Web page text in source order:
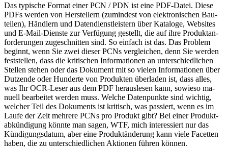
Das typische Format einer PCN / PDN ist eine PDF-Datei. Diese
PDFs werden von Her­stel­lern (zu­min­dest von elek­tro­ni­schen Bau­
teilen), Händlern und Daten­dienst­leis­tern über Kata­loge, Web­sites
und E-Mail-Dienste zur Ver­fü­gung gestellt, die auf ihre Produkt­an­
for­de­rungen zu­ge­schnit­ten sind. So einfach ist das. Das Problem
beginnt, wenn Sie zwei dieser PCNs ver­glei­chen, denn Sie werden
fest­stellen, dass die kriti­schen Infor­ma­tio­nen an unter­schied­lichen
Stel­len stehen oder das Do­ku­ment mit so vielen In­for­ma­tionen über
Dutzende oder Hunderte von Pro­duk­ten über­laden ist, dass alles,
was Ihr OCR-Leser aus dem PDF he­raus­lesen kann, sowieso ma­
nuell be­ar­beitet werden muss. Welche Daten­punkte sind wichtig,
welcher Teil des Do­ku­ments ist kritisch, was pas­siert, wenn es im
Laufe der Zeit meh­rere PCNs pro Produkt gibt? Bei einer Produkt­
ab­kün­digung könnte man sagen, WTF, mich interes­siert nur das
Kün­di­gungs­datum, aber eine Produkt­än­derung kann viele Fa­cetten
haben, die zu unter­schied­lichen Ak­tio­nen führen können.